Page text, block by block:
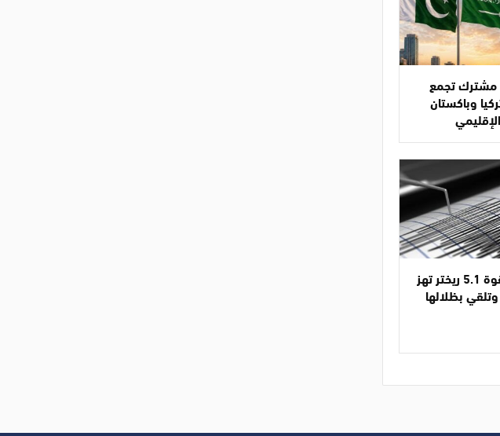
مشترك تجمع
وباكستان
هزة أرضية بقوة 5.1 ريختر تهز
بظلالها